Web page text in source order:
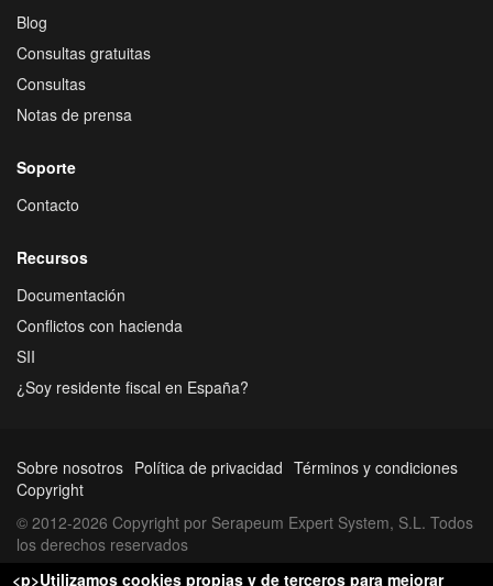
Blog
Consultas gratuitas
Consultas
Notas de prensa
Soporte
Contacto
Recursos
Documentación
Conflictos con hacienda
SII
¿Soy residente fiscal en España?
Sobre nosotros Política de privacidad Términos y condiciones
Copyright
© 2012-2026 Copyright por Serapeum Expert System, S.L. Todos
los derechos reservados
<p>Utilizamos cookies propias y de terceros para mejorar